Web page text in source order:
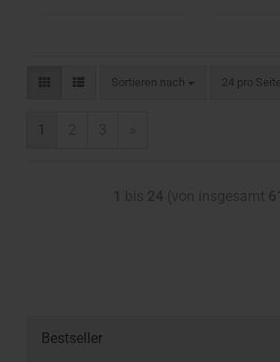
Sortieren nach 24 pro Seite
1
Bestseller